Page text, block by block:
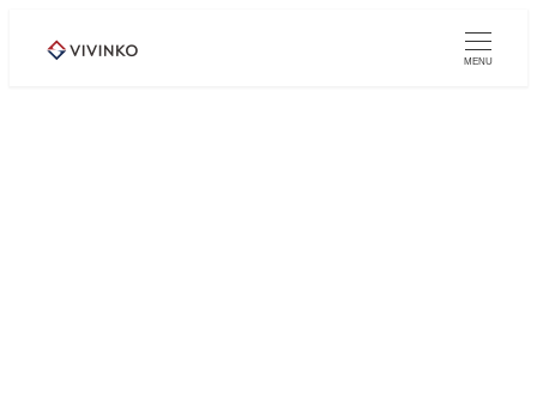
MENU